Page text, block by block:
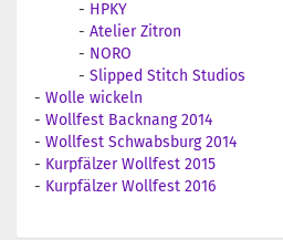
- HPKY
- Atelier Zitron
- NORO
- Slipped Stitch Studios
- Wolle wickeln
- Wollfest Backnang 2014
- Wollfest Schwabsburg 2014
- Kurpfälzer Wollfest 2015
- Kurpfälzer Wollfest 2016